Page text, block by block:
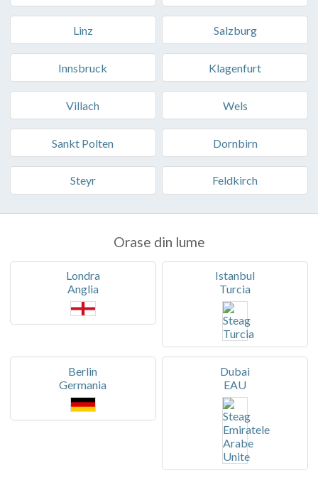
Linz Salzburg
Innsbruck Klagenfurt
Villach Wels
Sankt Polten Dornbirn
Steyr Feldkirch
Orase din lume
Londra
Anglia
Istanbul
Turcia
Berlin
Germania
Dubai
EAU